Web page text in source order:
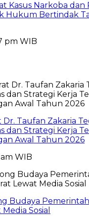
Kasus Narkoba dan
Hukum Bertindak
pm WIB
Dr. Taufan Zakaria
dan Strategi Kerja
Awal Tahun 2026
am WIB
Budaya
Sosial